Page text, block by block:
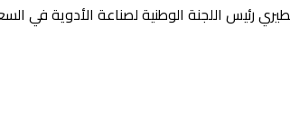
رئيس اللجنة الوطنية لصناعة الأدوية في